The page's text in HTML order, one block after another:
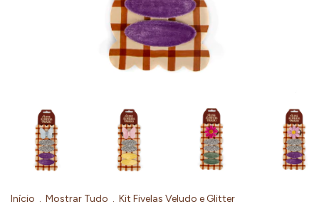
Início . Mostrar Tudo . Kit Fivelas Veludo e Glitter